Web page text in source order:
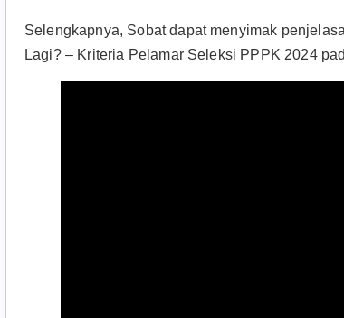
Selengkapnya, Sobat dapat menyimak
Lagi? – Kriteria Pelamar Seleksi PPPK 2024